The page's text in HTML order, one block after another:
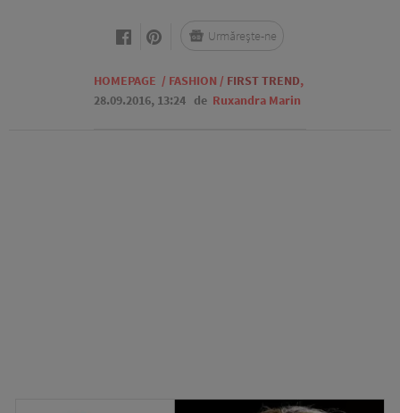
HOMEPAGE / FASHION / FIRST TREND,
28.09.2016, 13:24 de Ruxandra Marin
Urmărește-ne